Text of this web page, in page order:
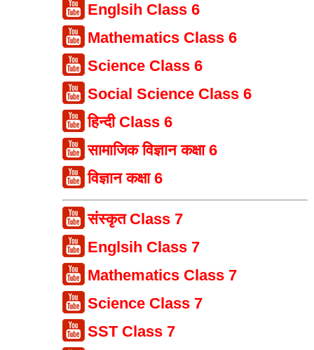
Englsih Class 6
Mathematics Class 6
Science Class 6
Social Science Class 6
हिन्दी Class 6
सामाजिक विज्ञान कक्षा 6
विज्ञान कक्षा 6
संस्कृत Class 7
Englsih Class 7
Mathematics Class 7
Science Class 7
SST Class 7